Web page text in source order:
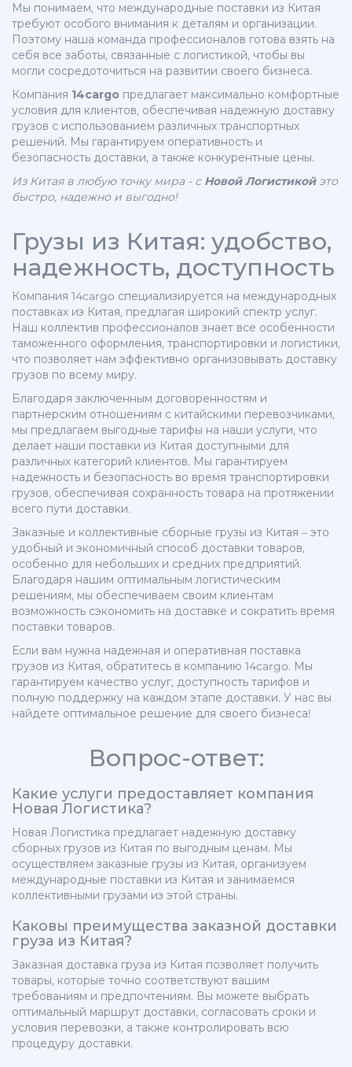
Мы понимаем, что международные поставки из Китая
требуют особого внимания к деталям и организации.
Поэтому наша команда профессионалов готова взять на
себя все заботы, связанные с логистикой, чтобы вы
могли сосредоточиться на развитии своего бизнеса.
Компания 14cargo предлагает максимально комфортные
условия для клиентов, обеспечивая надежную доставку
грузов с использованием различных транспортных
решений. Мы гарантируем оперативность и
безопасность доставки, а также конкурентные цены.
Из Китая в любую точку мира - с Новой Логистикойэто
быстро, надежно и выгодно!
Грузы из Китая: удобство,
надежность, доступность
Компания 14cargo специализируется на международных
поставках из Китая, предлагая широкий спектр услуг.
Наш коллектив профессионалов знает все особенности
таможенного оформления, транспортировки и логистики,
что позволяет нам эффективно организовывать доставку
грузов по всему миру.
Благодаря заключенным договоренностям и
партнерским отношениям с китайскими перевозчиками,
мы предлагаем выгодные тарифы на наши услуги, что
делает наши поставки из Китая доступными для
различных категорий клиентов. Мы гарантируем
надежность и безопасность во время транспортировки
грузов, обеспечивая сохранность товара на протяжении
всего пути доставки.
Заказные и коллективные сборные грузы из Китая – это
удобный и экономичный способ доставки товаров,
особенно для небольших и средних предприятий.
Благодаря нашим оптимальным логистическим
решениям, мы обеспечиваем своим клиентам
возможность сэкономить на доставке и сократить время
поставки товаров.
Если вам нужна надежная и оперативная поставка
грузов из Китая, обратитесь в компанию 14cargo. Мы
гарантируем качество услуг, доступность тарифов и
полную поддержку на каждом этапе доставки. У нас вы
найдете оптимальное решение для своего бизнеса!
Вопрос-ответ:
Какие услуги предоставляет компания
Новая Логистика?
Новая Логистика предлагает надежную доставку
сборных грузов из Китая по выгодным ценам. Мы
осуществляем заказные грузы из Китая, организуем
международные поставки из Китая и занимаемся
коллективными грузами из этой страны.
Каковы преимущества заказной доставки
груза из Китая?
Заказная доставка груза из Китая позволяет получить
товары, которые точно соответствуют вашим
требованиям и предпочтениям. Вы можете выбрать
оптимальный маршрут доставки, согласовать сроки и
условия перевозки, а также контролировать всю
процедуру доставки.